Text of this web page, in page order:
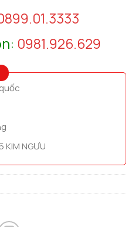
0981.926.629
KIM NGƯU